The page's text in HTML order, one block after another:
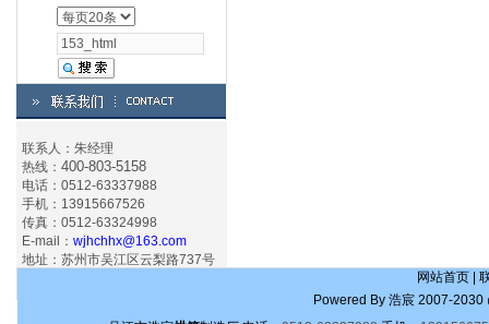
联系人：朱经理
热线： 400-803-5158
电话：0512-63337988
手机：13915667526
传真：0512-63324998
E-mail： wjhchhx@163.com
地址：苏州市吴江区云梨路737号
网站首页|
Powered By 浩宸 2007-2030